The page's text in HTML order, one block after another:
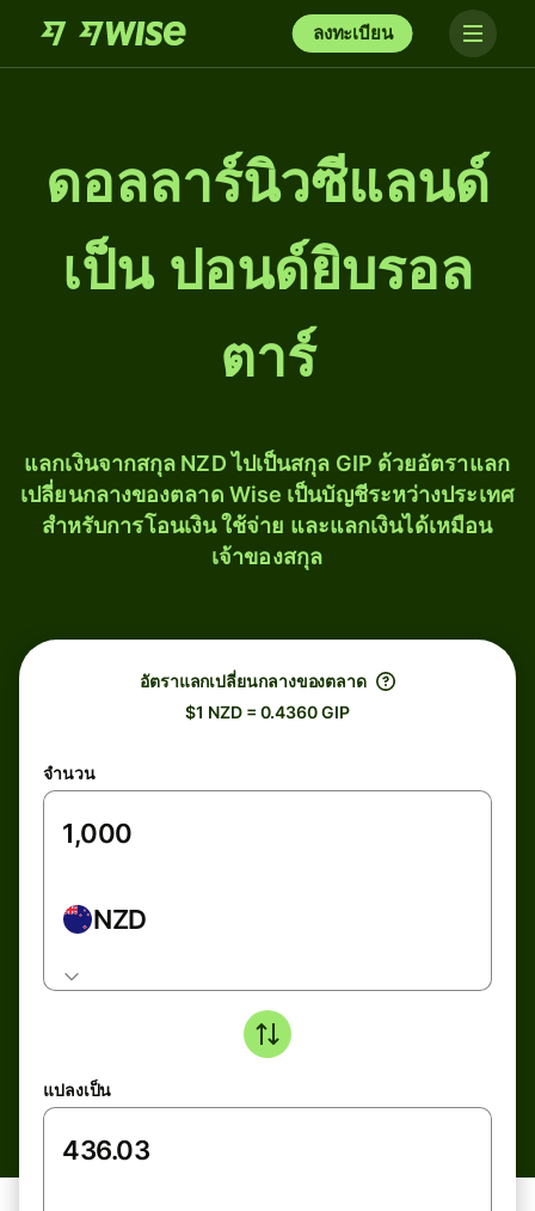
ลงทะเบียน
ดอลลาร์นิวซีแลนด์
เป็น ปอนด์ยิบรอล
ตาร์
แลกเงินจากสกุล NZD ไปเป็นสกุล GIP ด้วยอัตราแลก
เปลี่ยนกลางของตลาด Wise เป็นบัญชีระหว่างประเทศ
สำหรับการโอนเงิน ใช้จ่าย และแลกเงินได้เหมือน
เจ้าของสกุล
อัตราแลกเปลี่ยนกลางของตลาด
$1 NZD = 0.4360 GIP
จำนวน
NZD
แปลงเป็น